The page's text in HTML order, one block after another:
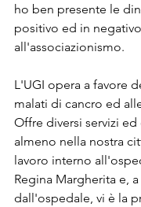
ho ben presente le
positivo ed in
all'associazionismo.
L'UGI opera a favore
malati di cancro ed
Offre diversi servizi ed
almeno nella nostra
lavoro interno
Regina Margherita e,
dall'ospedale, vi è la